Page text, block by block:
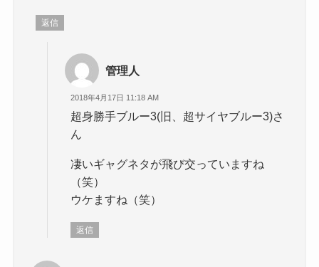
返信
管理人
2018年4月17日 11:18 AM
超身勝手ブルー3(旧、超サイヤブルー3)さ
ん
凄いギャグネタが飛び交っていますね
（笑）
ウケますね（笑）
返信